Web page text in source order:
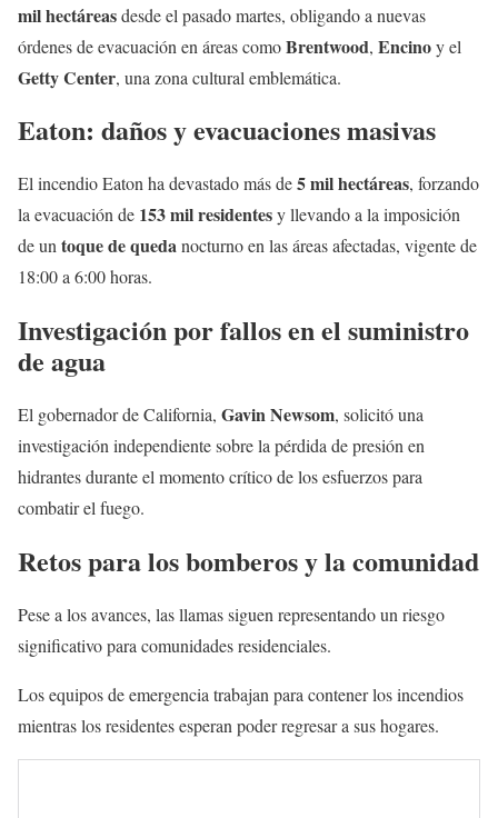
mil hectáreasdesde el pasado martes, obligando a nuevas
órdenes de evacuación en áreas comoBrentwood, Encinoy el
Getty Center, una zona cultural emblemática.
Eaton: daños y evacuaciones masivas
El incendio Eaton ha devastado más de5 mil hectáreas, forzando
la evacuación de 153 mil residentesy llevando a la imposición
de untoque de quedanocturno en las áreas afectadas, vigente de
18:00 a 6:00 horas.
Investigación por fallos en el suministro
de agua
El gobernador de California, Gavin Newsom, solicitó una
investigación independiente sobre la pérdida de presión en
hidrantes durante el momento crítico de los esfuerzos para
combatir el fuego.
Retos para los bomberos y la comunidad
Pese a los avances, las llamas siguen representando un riesgo
significativo para comunidades residenciales.
Los equipos de emergencia trabajan para contener los incendios
mientras los residentes esperan poder regresar a sus hogares.